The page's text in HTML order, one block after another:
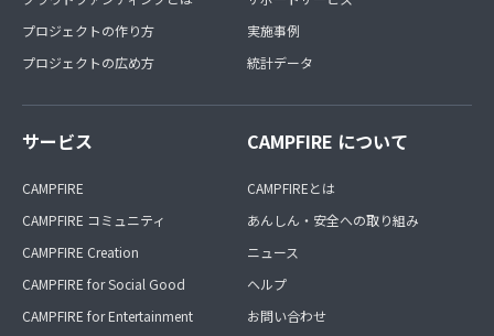
プロジェクトの作り方
プロジェクトの広め方
実施事例
統計データ
サービス
CAMPFIRE
CAMPFIRE コミュニティ
CAMPFIRE Creation
CAMPFIRE for Social Good
CAMPFIRE for Entertainment
CAMPFIRE について
CAMPFIREとは
あんしん・安全への取り組み
ニュース
ヘルプ
お問い合わせ